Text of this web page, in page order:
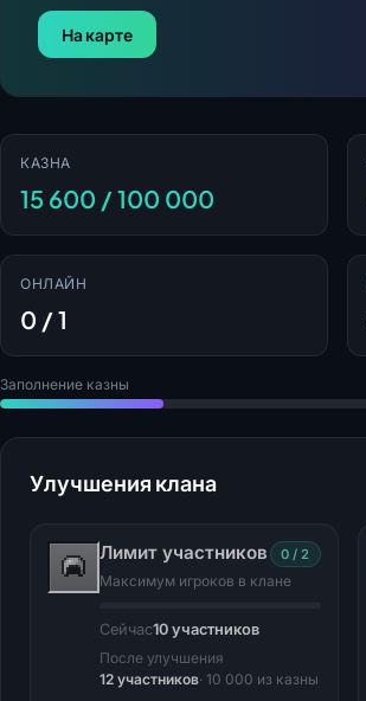
На карте
КАЗНА
15 600 / 100 000
ОНЛАЙН
0 / 1
Заполнение казны
Улучшения клана
Лимит участников 0 / 2
Максимум игроков в клане
Сейчас10 участников
После улучшения
12 участников· 10 000 из казны